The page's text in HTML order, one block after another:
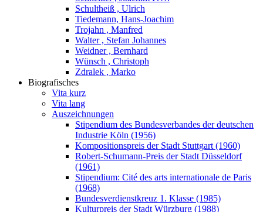
Schultheiß , Ulrich
Tiedemann, Hans-Joachim
Trojahn , Manfred
Walter , Stefan Johannes
Weidner , Bernhard
Wünsch , Christoph
Zdralek , Marko
Biografisches
Vita kurz
Vita lang
Auszeichnungen
Stipendium des Bundesverbandes der deutschen
Industrie Köln (1956)
Kompositionspreis der Stadt Stuttgart (1960)
Robert-Schumann-Preis der Stadt Düsseldorf
(1961)
Stipendium: Cité des arts internationale de Paris
(1968)
Bundesverdienstkreuz 1. Klasse (1985)
Kulturpreis der Stadt Würzburg (1988)